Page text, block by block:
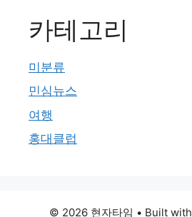
카테고리
미분류
민심뉴스
여행
홍대클럽
© 2026 현자타임 • Built with